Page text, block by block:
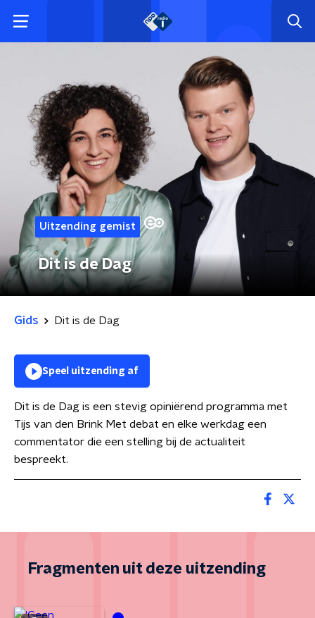
Uitzending gemist
Dit is de Dag
Gids Dit is de Dag
Speel uitzending af
Dit is de Dag is een stevig opiniërend programma met
Tijs van den Brink Met debat en elke werkdag een
commentator die een stelling bij de actualiteit
bespreekt.
Fragmenten uit deze uitzending